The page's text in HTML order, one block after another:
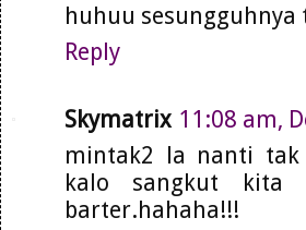
huhuu
Reply
Skymatrix 11:08 am,
mintak2 la nanti
kalo sangkut kita
barter.hahaha!!!